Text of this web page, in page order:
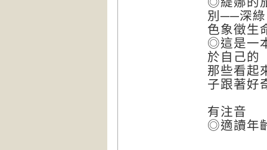
別──深綠
色象徵生
◎這是一
於自己
那些看起
子跟著好
有注音
◎適讀年